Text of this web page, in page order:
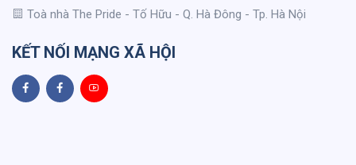
Toà nhà The Pride - Tố Hữu - Q. Hà Đông - Tp. Hà Nội
KẾT NỐI MẠNG XÃ HỘI